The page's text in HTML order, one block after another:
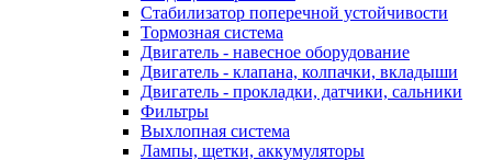
Стабилизатор поперечной устойчивости
Тормозная система
Двигатель - навесное оборудование
Двигатель - клапана, колпачки, вкладыши
Двигатель - прокладки, датчики, сальники
Фильтры
Выхлопная система
Лампы, щетки, аккумуляторы